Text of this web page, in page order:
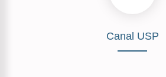
Canal USP